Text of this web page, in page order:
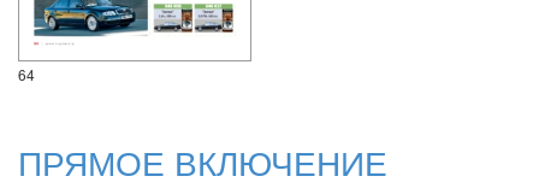
64
ПРЯМОЕ ВКЛЮЧЕНИЕ